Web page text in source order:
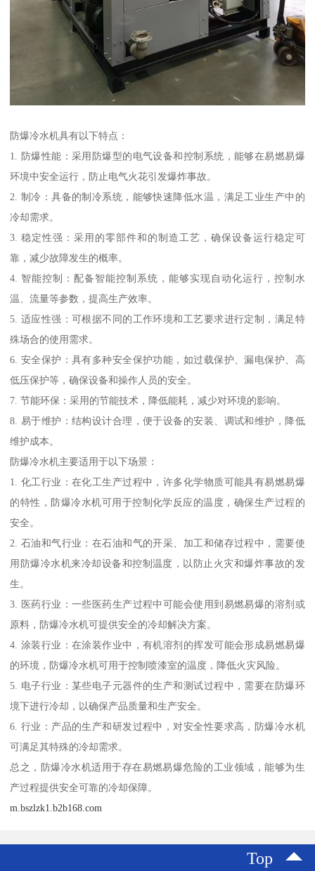
防爆冷水机具有以下特点：
1. 防爆性能：采用防爆型的电气设备和控制系统，能够在易燃易爆
环境中安全运行，防止电气火花引发爆炸事故。
2. 制冷：具备的制冷系统，能够快速降低水温，满足工业生产中的
冷却需求。
3. 稳定性强：采用的零部件和的制造工艺，确保设备运行稳定可
靠，减少故障发生的概率。
4. 智能控制：配备智能控制系统，能够实现自动化运行，控制水
温、流量等参数，提高生产效率。
5. 适应性强：可根据不同的工作环境和工艺要求进行定制，满足特
殊场合的使用需求。
6. 安全保护：具有多种安全保护功能，如过载保护、漏电保护、高
低压保护等，确保设备和操作人员的安全。
7. 节能环保：采用的节能技术，降低能耗，减少对环境的影响。
8. 易于维护：结构设计合理，便于设备的安装、调试和维护，降低
维护成本。
防爆冷水机主要适用于以下场景：
1. 化工行业：在化工生产过程中，许多化学物质可能具有易燃易爆
的特性，防爆冷水机可用于控制化学反应的温度，确保生产过程的
安全。
2. 石油和气行业：在石油和气的开采、加工和储存过程中，需要使
用防爆冷水机来冷却设备和控制温度，以防止火灾和爆炸事故的发
生。
3. 医药行业：一些医药生产过程中可能会使用到易燃易爆的溶剂或
原料，防爆冷水机可提供安全的冷却解决方案。
4. 涂装行业：在涂装作业中，有机溶剂的挥发可能会形成易燃易爆
的环境，防爆冷水机可用于控制喷漆室的温度，降低火灾风险。
5. 电子行业：某些电子元器件的生产和测试过程中，需要在防爆环
境下进行冷却，以确保产品质量和生产安全。
6. 行业：产品的生产和研发过程中，对安全性要求高，防爆冷水机
可满足其特殊的冷却需求。
总之，防爆冷水机适用于存在易燃易爆危险的工业领域，能够为生
产过程提供安全可靠的冷却保障。
m.bszlzk1.b2b168.com
Top